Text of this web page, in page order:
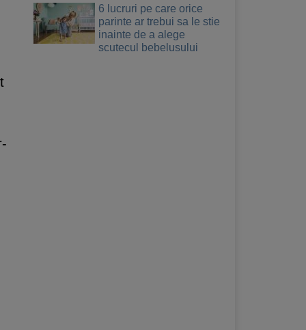
6 lucruri pe care orice
parinte ar trebui sa le stie
inainte de a alege
scutecul bebelusului